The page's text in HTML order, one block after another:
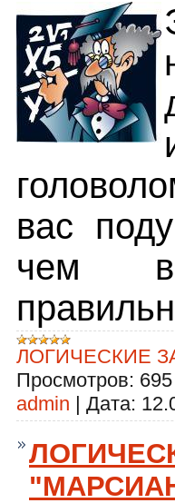
вас
чем
ЛОГИЧЕСКИЕ
Просмотров: 695
admin | Дата: